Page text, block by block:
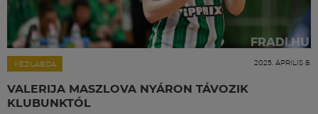
KÉZILABDA 2025. ÁPRILIS 8.
VALERIJA MASZLOVA NYÁRON TÁVOZIK
KLUBUNKTÓL
Hírek
Labdarúgás